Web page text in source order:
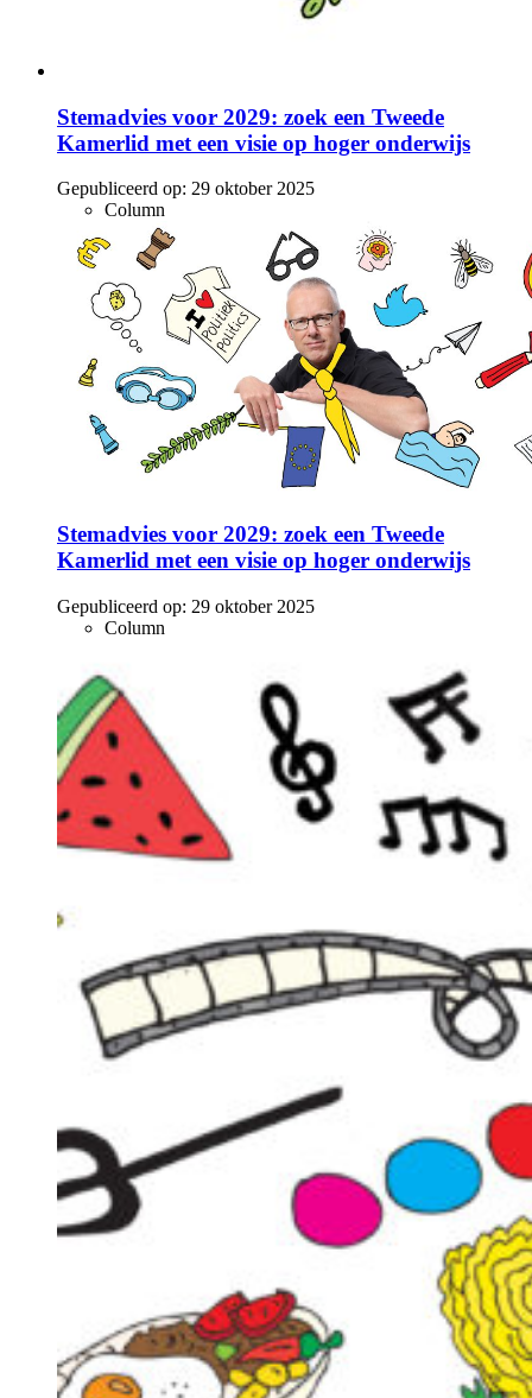
Stemadvies voor 2029: zoek een Tweede
Kamerlid met een visie op hoger onderwijs
Gepubliceerd op: 29 oktober 2025
Column
Stemadvies voor 2029: zoek een Tweede
Kamerlid met een visie op hoger onderwijs
Gepubliceerd op: 29 oktober 2025
Column